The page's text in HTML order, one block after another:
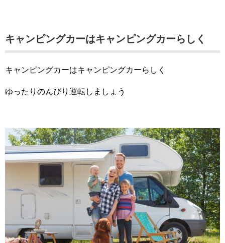
キャンピングカーはキャンピングカーらしく
キャンピングカーはキャンピングカーらしく
ゆったりのんびり運転しましょう